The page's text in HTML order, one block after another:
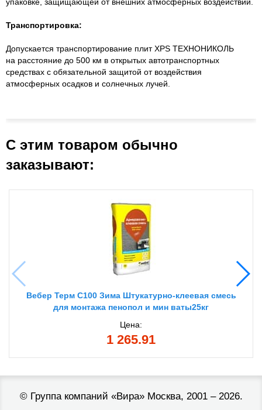
Транспортировка:
Допускается транспортирование плит XPS ТЕХНОНИКОЛЬ
на расстояние до 500 км в открытых автотранспортных
средствах с обязательной защитой от воздействия
атмосферных осадков и солнечных лучей.
С этим товаром обычно
заказывают:
Вебер Терм С100 Зима Штукатурно-клеевая смесь
для монтажа пенопол и мин ваты25кг
Цена:
1 265.91
© Группа компаний «Вира»Москва, 2001 – 2026.